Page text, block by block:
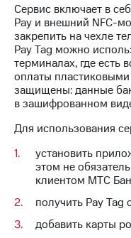
Финансовая
отчетность
Контакты
Пригласить
спикера
секретарь
Раскрытие
информации
Информация
Сервис включает в
Pay и внешний NFC-
закрепить на чехле
Pay Tag можно
терминалах, где есть
оплаты
защищены: данные
в зашифрованном
Для использования
установить
этом не
клиентом МТС
получить Pay
добавить карты